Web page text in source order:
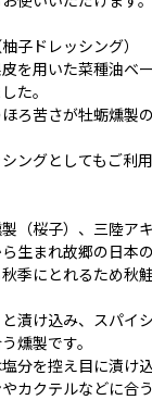
子ドレッシング）
を用いた菜種油ベ
た。
ろ苦さが牡蛎燻製
ングとしてもご利用
（桜子）、三陸ア
生まれ故郷の日本
季にとれるため秋
と漬け込み、スパイ
燻製です。
分を控え目に漬け
カクテルなどに合う